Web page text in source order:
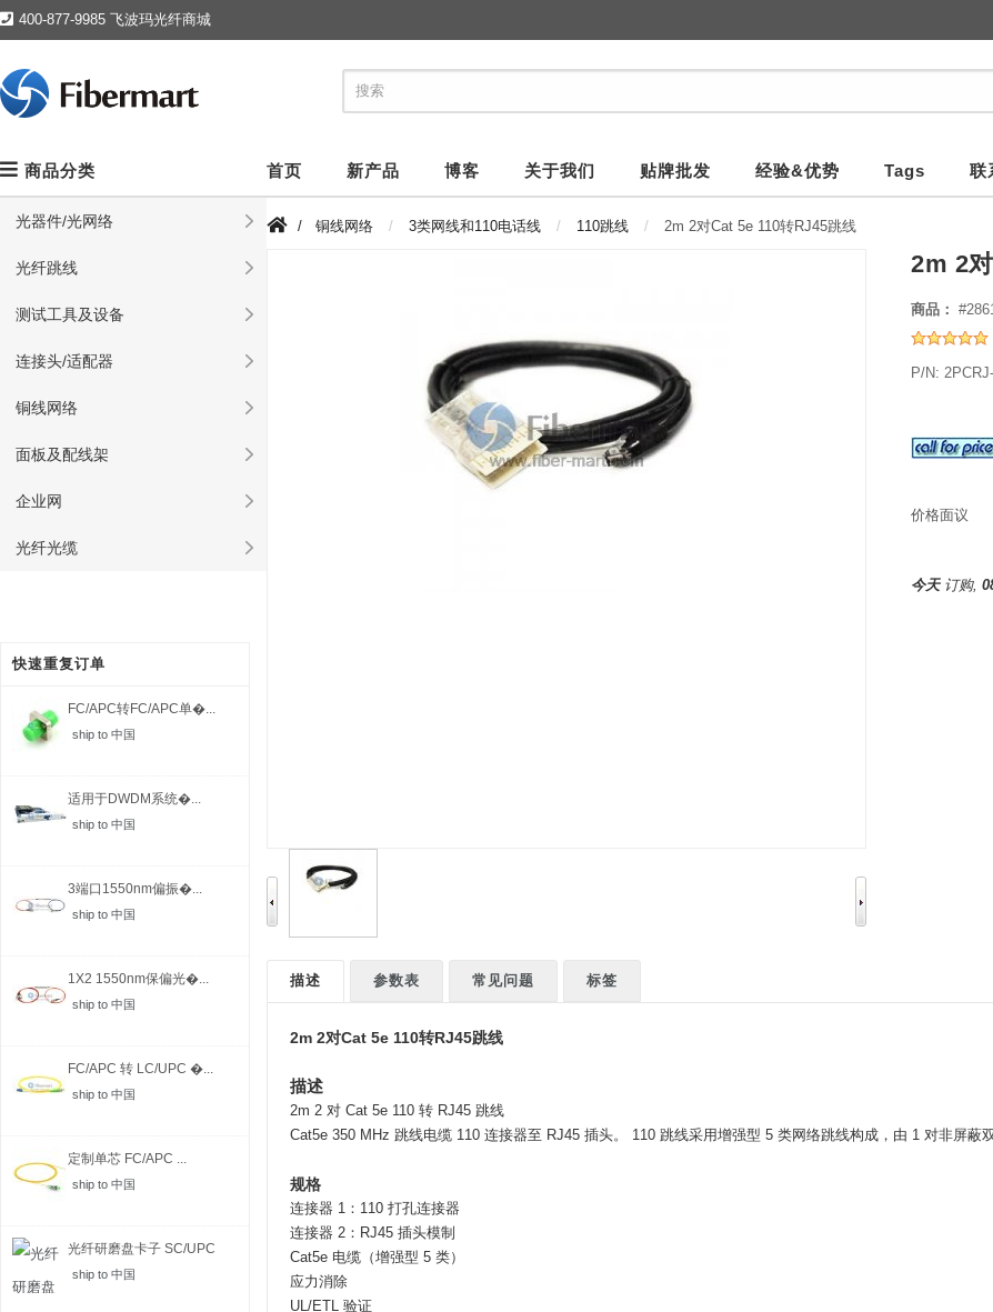
400-877-9985 飞波玛光纤商城
商品分类
光器件/光网络
光纤跳线
测试工具及设备
连接头/适配器
铜线网络
面板及配线架
企业网
光纤光缆
首页 新产品 博客 关于我们 贴牌批发 经验&优势 Tags 联
快速重复订单
FC/APC转FC/APC单�...
ship to 中国
适用于DWDM系统�...
ship to 中国
3端口1550nm偏振�...
ship to 中国
1X2 1550nm保偏光�...
ship to 中国
FC/APC 转 LC/UPC �...
ship to 中国
定制单芯 FC/APC ...
ship to 中国
光纤研磨盘卡子 SC/UPC
ship to 中国
/ 铜线网络 3类网线和110电话线 110跳线 2m 2对Cat 5e 110转RJ45跳线
2m 2
商品：
P/N:
价格面议
今天订购,
描述 参数表 常见问题 标签
2m 2对Cat 5e 110转RJ45跳线
描述
2m 2 对 Cat 5e 110 转 RJ45 跳线
Cat5e 350 MHz 跳线电缆 110 连接器至 RJ45 插头。 110 跳线采用增强型 5 类网络跳线构成，由 1 对非屏蔽
规格
连接器 1：110 打孔连接器
连接器 2：RJ45 插头模制
Cat5e 电缆（增强型 5 类）
应力消除
UL/ETL 验证